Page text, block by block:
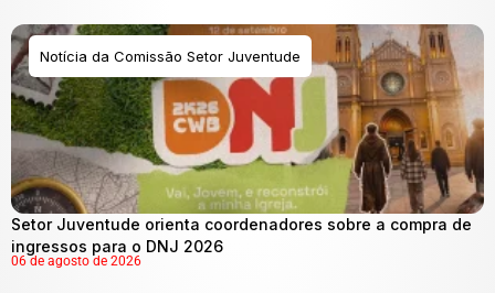
Notícia da Comissão Setor Juventude
Setor Juventude orienta coordenadores sobre a compra de
ingressos para o DNJ 2026
06 de agosto de 2026